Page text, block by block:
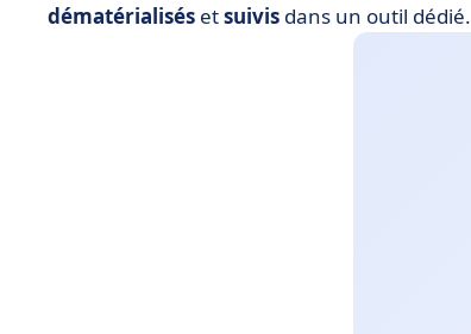
dématérialisés etsuivis dans un outil dédié.